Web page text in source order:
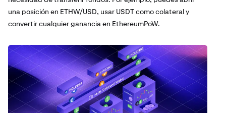
una posición en ETHW/USD, usar USDT como colateral y
convertir cualquier ganancia en EthereumPoW.